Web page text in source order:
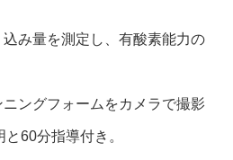
み量を測定し、有酸素能力の
ングフォームをカメラで撮影
60分指導付き。